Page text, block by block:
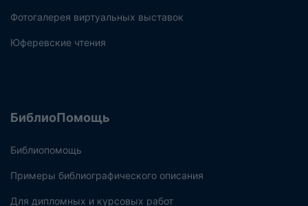
Фотогалерея виртуальных выставок
Юферевские чтения
БиблиоПомощь
Библиопомощь
Примеры библиографического описания
Для дипломных и курсовых работ